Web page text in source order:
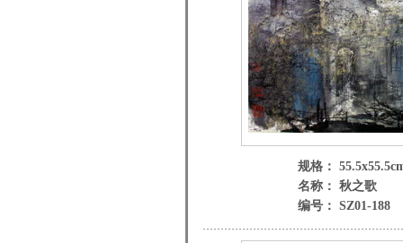
规格：
名称： 秋之歌
编号： SZ01-188